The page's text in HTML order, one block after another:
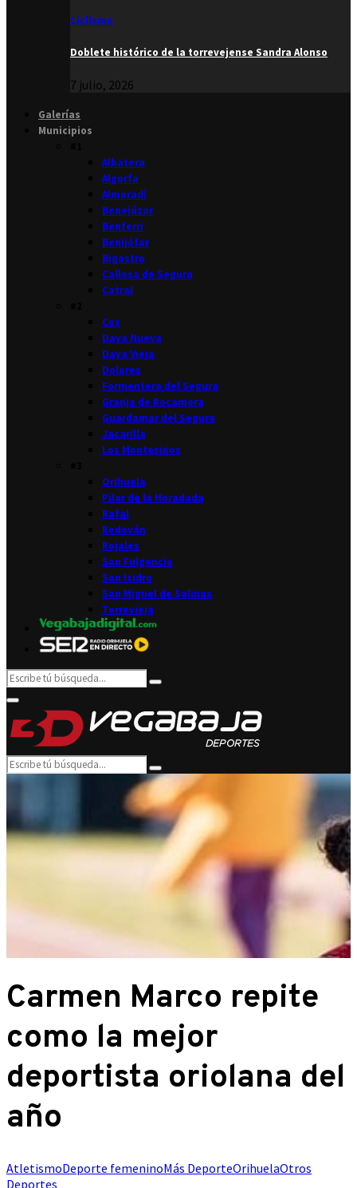
Ciclismo
Doblete histórico de la torrevejense Sandra Alonso
7 julio, 2026
Galerías
Municipios
Albatera
Algorfa
Almoradí
Benejúzar
Benferri
Benijófar
Bigastro
Callosa de Segura
Catral
Cox
Daya Nueva
Daya Vieja
Dolores
Formentera del Segura
Granja de Rocamora
Guardamar del Segura
Jacarilla
Los Montesinos
Orihuela
Pilar de la Horadada
Rafal
Redován
Rojales
San Fulgencio
San Isidro
San Miguel de Salinas
Torrevieja
Search
for:
Search
Primary
Menu
Search
for:
Search
Carmen Marco repite
como la mejor
deportista oriolana del
año
AtletismoDeporte femeninoMás DeporteOrihuelaOtros
Deportes